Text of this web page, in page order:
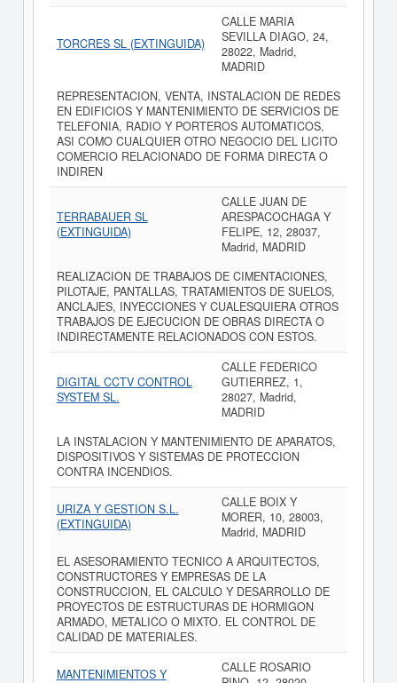
TORCRES SL (EXTINGUIDA)
CALLE MARIA
SEVILLA DIAGO, 24,
28022, Madrid,
MADRID
REPRESENTACION, VENTA, INSTALACION DE REDES
EN EDIFICIOS Y MANTENIMIENTO DE SERVICIOS DE
TELEFONIA, RADIO Y PORTEROS AUTOMATICOS,
ASI COMO CUALQUIER OTRO NEGOCIO DEL LICITO
COMERCIO RELACIONADO DE FORMA DIRECTA O
INDIREN
TERRABAUER SL
(EXTINGUIDA)
CALLE JUAN DE
ARESPACOCHAGA Y
FELIPE, 12, 28037,
Madrid, MADRID
REALIZACION DE TRABAJOS DE CIMENTACIONES,
PILOTAJE, PANTALLAS, TRATAMIENTOS DE SUELOS,
ANCLAJES, INYECCIONES Y CUALESQUIERA OTROS
TRABAJOS DE EJECUCION DE OBRAS DIRECTA O
INDIRECTAMENTE RELACIONADOS CON ESTOS.
DIGITAL CCTV CONTROL
SYSTEM SL.
CALLE FEDERICO
GUTIERREZ, 1,
28027, Madrid,
MADRID
LA INSTALACION Y MANTENIMIENTO DE APARATOS,
DISPOSITIVOS Y SISTEMAS DE PROTECCION
CONTRA INCENDIOS.
URIZA Y GESTION S.L.
(EXTINGUIDA)
CALLE BOIX Y
MORER, 10, 28003,
Madrid, MADRID
EL ASESORAMIENTO TECNICO A ARQUITECTOS,
CONSTRUCTORES Y EMPRESAS DE LA
CONSTRUCCION, EL CALCULO Y DESARROLLO DE
PROYECTOS DE ESTRUCTURAS DE HORMIGON
ARMADO, METALICO O MIXTO. EL CONTROL DE
CALIDAD DE MATERIALES.
MANTENIMIENTOS Y
CALLE ROSARIO